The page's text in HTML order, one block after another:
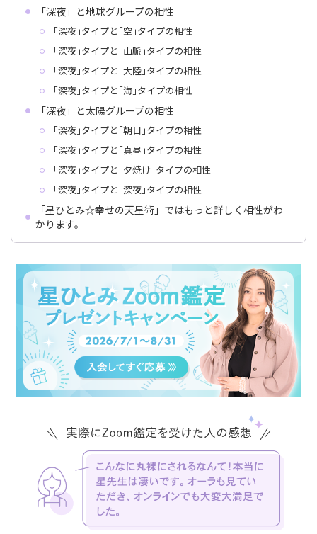
「深夜」と地球グループの相性
｢深夜｣タイプと｢空｣タイプの相性
｢深夜｣タイプと｢山脈｣タイプの相性
｢深夜｣タイプと｢大陸｣タイプの相性
｢深夜｣タイプと｢海｣タイプの相性
「深夜」と太陽グループの相性
｢深夜｣タイプと｢朝日｣タイプの相性
｢深夜｣タイプと｢真昼｣タイプの相性
｢深夜｣タイプと｢夕焼け｣タイプの相性
｢深夜｣タイプと｢深夜｣タイプの相性
「星ひとみ☆幸せの天星術」ではもっと詳しく相性がわ
かります。